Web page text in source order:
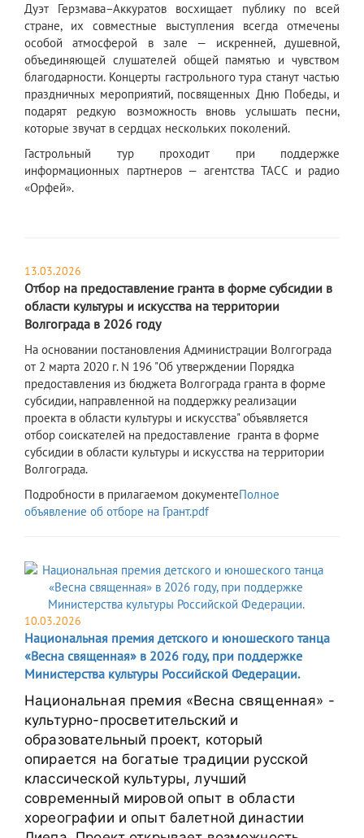
Дуэт Герзмава–Аккуратов восхищает публику по всей
стране, их совместные выступления всегда отмечены
особой атмосферой в зале — искренней, душевной,
объединяющей слушателей общей памятью и чувством
благодарности. Концерты гастрольного тура станут частью
праздничных мероприятий, посвященных Дню Победы, и
подарят редкую возможность вновь услышать песни,
которые звучат в сердцах нескольких поколений.
Гастрольный тур проходит при поддержке
информационных партнеров — агентства ТАСС и радио
«Орфей».
13.03.2026
Отбор на предоставление гранта в форме субсидии в
области культуры и искусства на территории
Волгограда в 2026 году
​На основании постановления Администрации Волгограда
от 2 марта 2020 г. N 196 "Об утверждении Порядка
предоставления из бюджета Волгограда гранта в форме
субсидии, направленной на поддержку реализации
проекта в области культуры и искусства" объявляется
отбор соискателей на предоставление гранта в форме
субсидии в области культуры и искусства на территории
Волгограда.
Подробности в прилагаемом документеПолное
объявление об отборе на Грант.pdf
10.03.2026
Национальная премия детского и юношеского танца
«Весна священная» в 2026 году, при поддержке
Министерства культуры Российской Федерации.
Национальная премия «Весна священная» -
культурно-просветительский и
образовательный проект, который
опирается на богатые традиции русской
классической культуры, лучший
современный мировой опыт в области
хореографии и опыт балетной династии